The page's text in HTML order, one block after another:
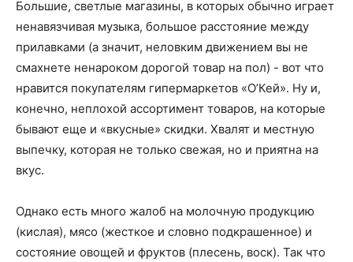
Большие, светлые магазины, в которых обычно играет
ненавязчивая музыка, большое расстояние между
прилавками (а значит, неловким движением вы не
смахнете ненароком дорогой товар на пол) - вот что
нравится покупателям гипермаркетов «О’Кей». Ну и,
конечно, неплохой ассортимент товаров, на которые
бывают еще и «вкусные» скидки. Хвалят и местную
выпечку, которая не только свежая, но и приятна на
вкус.
Однако есть много жалоб на молочную продукцию
(кислая), мясо (жесткое и словно подкрашенное) и
состояние овощей и фруктов (плесень, воск). Так что